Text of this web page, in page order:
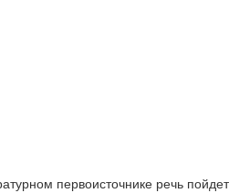
первоисточнике речь